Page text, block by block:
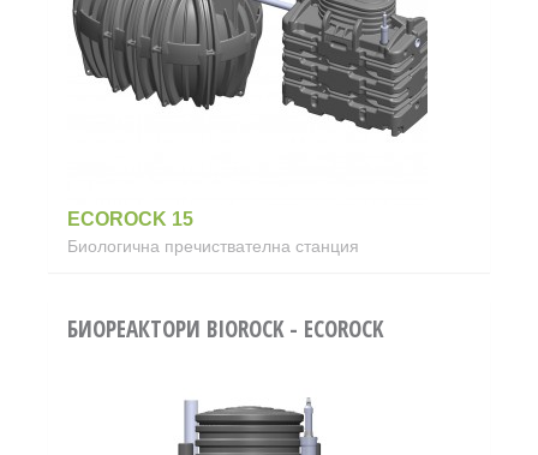
ECOROCK 15
Биологична пречиствателна станция
БИОРЕАКТОРИ BIOROCK - ECOROCK